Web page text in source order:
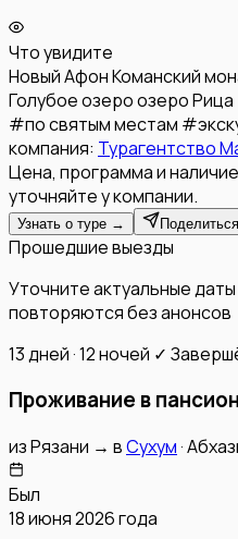
Что увидите
Новый АфонКоманский
Голубое озероозеро Рица
#по святым местам #
компания: Турагентство
Цена, программа и
уточняйте у компании.
Узнать о туре →
Прошедшие выезды
Уточните актуальные
повторяются без анонсов
13 дней · 12 ночей ✓
Проживание в
изРязани → вСухум·
Был
18 июня 2026 года